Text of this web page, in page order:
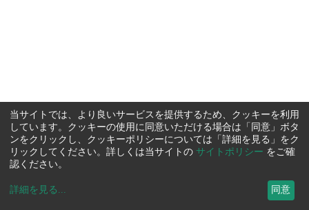
当サイトでは、より良いサービスを提供するため、クッキーを利用
しています。クッキーの使用に同意いただける場合は「同意」ボタ
ンをクリックし、クッキーポリシーについては「詳細を見る」をク
リックしてください。詳しくは当サイトの サイトポリシー をご確
認ください。
詳細を見る ... 同意